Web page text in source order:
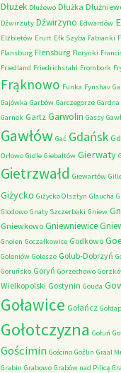
Dłużek Dłużewo Dłużka
Dźwirzuty Dźwirzyno Edwardów
Elżbietów Erurt Ełk Szyba Fabianki
Flansburg Flensburg Florynki
Friedland Friedrichstahl Frombork
Frąknowo Funka Fynshav
Gajówka Garbów Garczegorze
Garnek Gartz Garwolin Gassy
Gawłów Gać Gdańsk
Orłowo Gidle Giebałtów Gierwaty
Gietrzwałd Giewartów
Giżycko Giżycko Olsztyn Glaucha
Glodowo Gnaty Szczerbaki Gniew
Gniewkowo Gniewniewice
Gnoien Goczałkowice Godkowo
Goleniów Golesze Golub-Dobrzyń
Goruńsko Goryń Gorzechowo
Wielkopolski Gostynin Gouda
Goławice Gołańcz Gołdap
Gołotczyzna Gołuń
Gościmin Gościno Goźlin Graal
Grabin Grabowo Grabów nad Pilicą